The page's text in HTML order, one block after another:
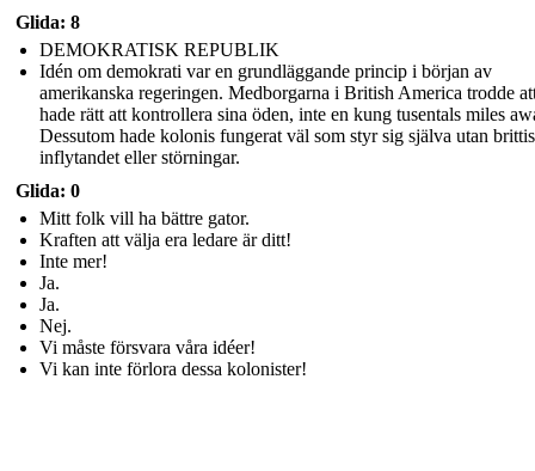
Glida: 8
DEMOKRATISK REPUBLIK
Idén om demokrati var en grundläggande princip i början av
amerikanska regeringen. Medborgarna i British America trodde
hade rätt att kontrollera sina öden, inte en kung tusentals miles
Dessutom hade kolonis fungerat väl som styr sig själva utan
inflytandet eller störningar.
Glida: 0
Mitt folk vill ha bättre gator.
Kraften att välja era ledare är ditt!
Inte mer!
Ja.
Ja.
Nej.
Vi måste försvara våra idéer!
Vi kan inte förlora dessa kolonister!